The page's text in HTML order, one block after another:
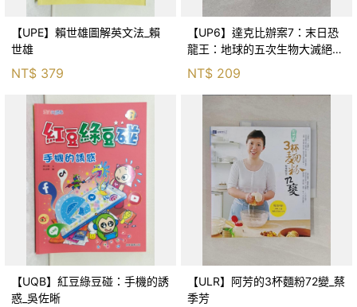
【UPE】賴世雄圖解英文法_賴
世雄
NT$ 379
【UP6】達克比辦案7：末日恐
龍王：地球的五次生物大滅絕_
胡妙芬
NT$ 209
【UQB】紅豆綠豆碰：手機的誘
惑_吳佐晰
【ULR】阿芳的3杯麵粉72變_蔡
季芳